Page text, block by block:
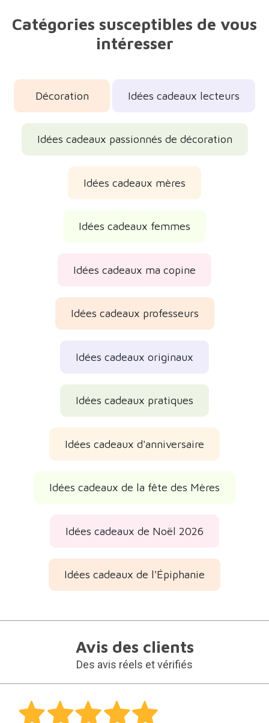
Catégories susceptibles de vous
intéresser
Décoration Idées cadeaux lecteurs
Idées cadeaux passionnés de décoration
Idées cadeaux mères
Idées cadeaux femmes
Idées cadeaux ma copine
Idées cadeaux professeurs
Idées cadeaux originaux
Idées cadeaux pratiques
Idées cadeaux d'anniversaire
Idées cadeaux de la fête des Mères
Idées cadeaux de Noël 2026
Idées cadeaux de l'Épiphanie
Avis des clients
Des avis réels et vérifiés